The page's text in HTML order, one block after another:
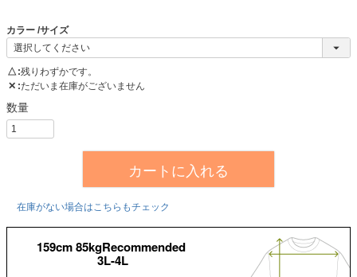
カラー サイズ
△ 残りわずかです。
✕ ただいま在庫がございません
カートに入れる
在庫がない場合はこちらもチェック
159cm 85kgRecommended
3L-4L